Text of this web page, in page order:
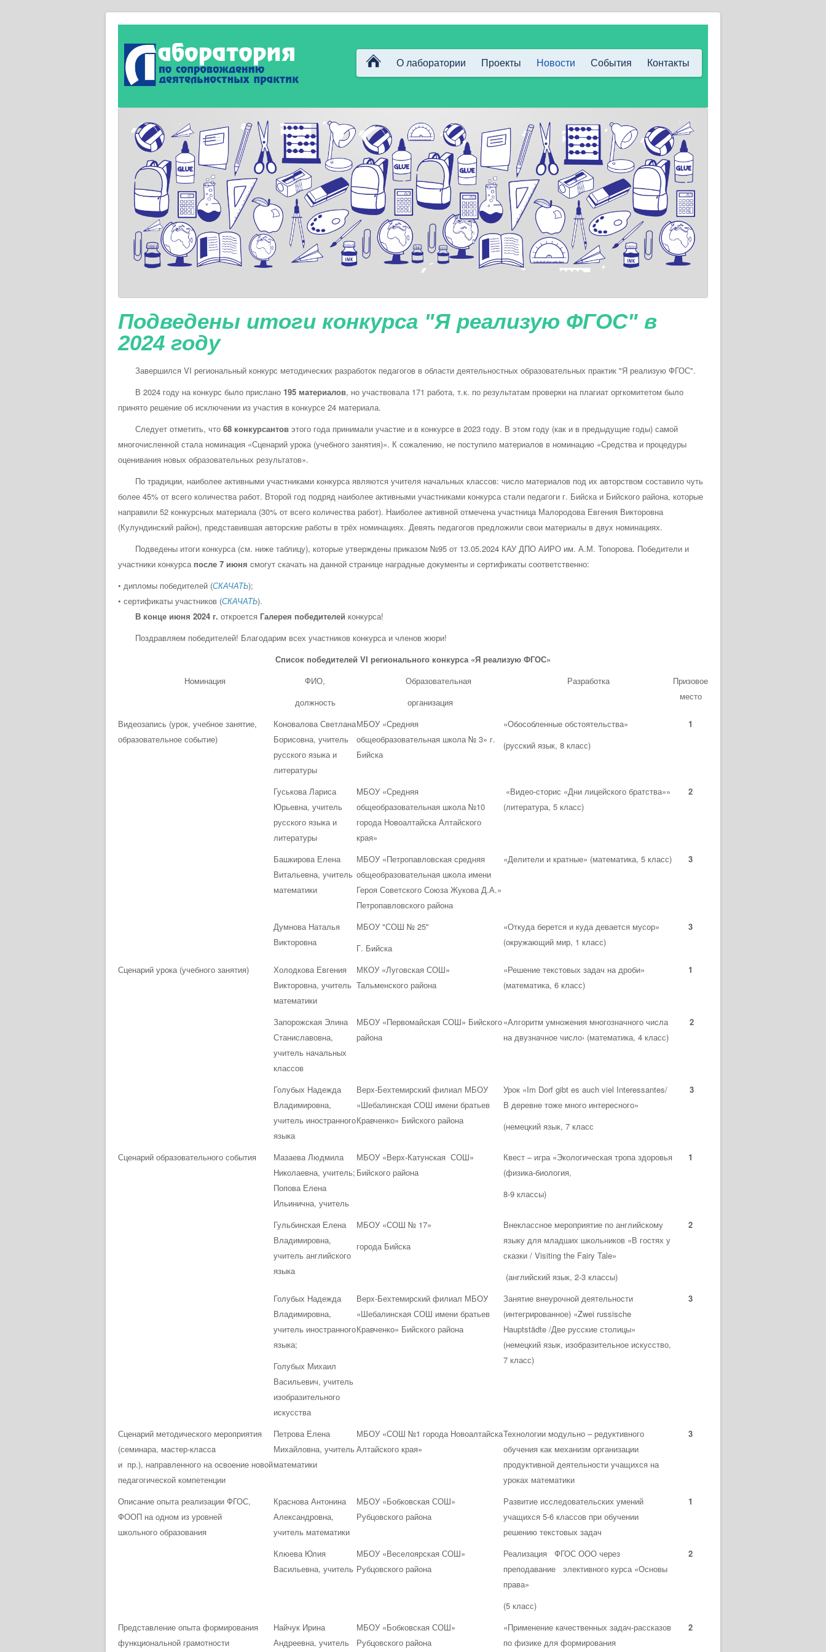
О лаборатории Проекты Новости События Контакты
Подведены итоги конкурса "Я реализую ФГОС" в
2024 году
Завершился VI региональный конкурс методических разработок педагогов в области деятельностных образовательных практик "Я реализую ФГОС".
В 2024 году на конкурс было прислано 195 материалов, но участвовала 171 работа, т.к. по результатам проверки на плагиат оргкомитетом было
принято решение об исключении из участия в конкурсе 24 материала.
Следует отметить, что 68 конкурсантов этого года принимали участие и в конкурсе в 2023 году. В этом году (как и в предыдущие годы) самой
многочисленной стала номинация «Сценарий урока (учебного занятия)». К сожалению, не поступило материалов в номинацию «Средства и процедуры
оценивания новых образовательных результатов».
По традиции, наиболее активными участниками конкурса являются учителя начальных классов: число материалов под их авторством составило чуть
более 45% от всего количества работ. Второй год подряд наиболее активными участниками конкурса стали педагоги г. Бийска и Бийского района, которые
направили 52 конкурсных материала (30% от всего количества работ). Наиболее активной отмечена участница Малородова Евгения Викторовна
(Кулундинский район), представившая авторские работы в трёх номинациях. Девять педагогов предложили свои материалы в двух номинациях.
Подведены итоги конкурса (см. ниже таблицу), которые утверждены приказом №95 от 13.05.2024 КАУ ДПО АИРО им. А.М. Топорова. Победители и
участники конкурса после 7 июня cмогут скачать на данной странице наградные документы и сертификаты соответственно:
• дипломы победителей (СКАЧАТЬ);
• сертификаты участников (СКАЧАТЬ).
В конце июня 2024 г. откроется Галерея победителей конкурса!
Поздравляем победителей! Благодарим всех участников конкурса и членов жюри!
Список победителей VI регионального конкурса «Я реализую ФГОС»
Номинация
ФИО,
должность
Образовательная
организация
Разработка
Призовое
место
Видеозапись (урок, учебное занятие,
образовательное событие)
Коновалова Светлана
Борисовна, учитель
русского языка и
литературы
МБОУ «Средняя
общеобразовательная школа № 3» г.
Бийска
«Обособленные обстоятельства»
(русский язык, 8 класс)
1
Гуськова Лариса
Юрьевна, учитель
русского языка и
литературы
MБOУ «Средняя
общеобразовательная школа №10
города Новоалтайска Алтайского
края»
«Видео-сторис «Дни лицейского братства»»
(литература, 5 класс)
2
Башкирова Елена
Витальевна, учитель
математики
МБОУ «Петропавловская средняя
общеобразовательная школа имени
Героя Советского Союза Жукова Д.А.»
Петропавловского района
«Делители и кратные» (математика, 5 класс) 3
Думнова Наталья
Викторовна
МБОУ "СОШ № 25"
Г. Бийска
«Откуда берется и куда девается мусор»
(окружающий мир, 1 класс)
3
Сценарий урока (учебного занятия)
Холодкова Евгения
Викторовна, учитель
математики
МКОУ «Луговская СОШ»
Тальменского района
«Решение текстовых задач на дроби»
(математика, 6 класс)
1
Запорожская Элина
Станиславовна,
учитель начальных
классов
МБОУ «Первомайская СОШ» Бийского
района
«Алгоритм умножения многозначного числа
на двузначное число› (математика, 4 класс)
2
Голубых Надежда
Владимировна,
учитель иностранного
языка
Верх-Бехтемирский филиал МБОУ
«Шебалинская СОШ имени братьев
Кравченко» Бийского района
Урок «Im Dorf gibt es auch viel Interessantes/
В деревне тоже много интересного»
(немецкий язык, 7 класс
3
Сценарий образовательного события
Мазаева Людмила
Николаевна, учитель;
Попова Елена
Ильинична, учитель
МБОУ «Верх-Катунская СОШ»
Бийского района
Квест – игра «Экологическая тропа здоровья
(физика-биология,
8-9 классы)
1
Гульбинская Елена
Владимировна,
учитель английского
языка
МБОУ «СОШ № 17»
города Бийска
Внеклассное мероприятие по английскому
языку для младших школьников «В гостях у
сказки / Visiting the Fairy Tale»
(английский язык, 2-3 классы)
2
Голубых Надежда
Владимировна,
учитель иностранного
языка;
Голубых Михаил
Васильевич, учитель
изобразительного
искусства
Верх-Бехтемирский филиал МБОУ
«Шебалинская СОШ имени братьев
Кравченко» Бийского района
Занятие внеурочной деятельности
(интегрированное) «Zwei russische
Hauptstädte /Две русские столицы»
(немецкий язык, изобразительное искусство,
7 класс)
3
Сценарий методического мероприятия
(семинара, мастер-клaсca
и пр.), направленного на освоение новой
педагогической компетенции
Петрова Елена
Михайловна, учитель
математики
МБОУ «СОШ №1 города Новоалтайска
Алтайского края»
Технологии модульно – редуктивного
обучения как механизм организации
продуктивной деятельности учащихся на
уроках математики
3
Описание опыта реализации ФГОС,
ФООП на одном из уровней
школьного образования
Краснова Антонина
Александровна,
учитель математики
МБОУ «Бобковская СОШ»
Рубцовского района
Развитие исследовательских умений
учащихся 5-6 классов при обучении
решению текстовых задач
1
Клюева Юлия
Васильевна, учитель
МБОУ «Веселоярская СОШ»
Рубцовского района
Реализация ФГОС ООО через
преподавание элективного курса «Основы
права»
(5 класс)
2
Представление опыта формирования
функциональной грамотности
Найчук Ирина
Андреевна, учитель
МБОУ «Бобковская СОШ»
Рубцовского района
«Применение качественных задач-рассказов
по физике для формирования
2